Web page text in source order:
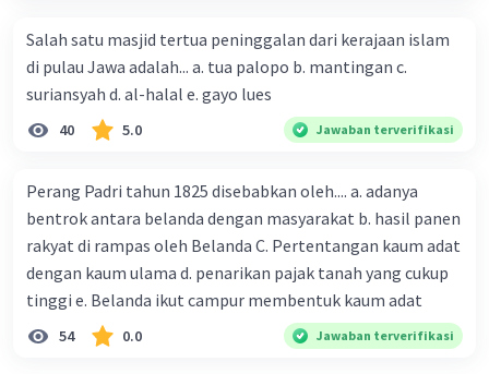
Salah satu masjid tertua peninggalan dari kerajaan islam
di pulau Jawa adalah... a. tua palopo b. mantingan c.
suriansyah d. al-halal e. gayo lues
40 5.0 Jawaban terverifikasi
Perang Padri tahun 1825 disebabkan oleh.... a. adanya
bentrok antara belanda dengan masyarakat b. hasil panen
rakyat di rampas oleh Belanda C. Pertentangan kaum adat
dengan kaum ulama d. penarikan pajak tanah yang cukup
tinggi e. Belanda ikut campur membentuk kaum adat
54 0.0 Jawaban terverifikasi